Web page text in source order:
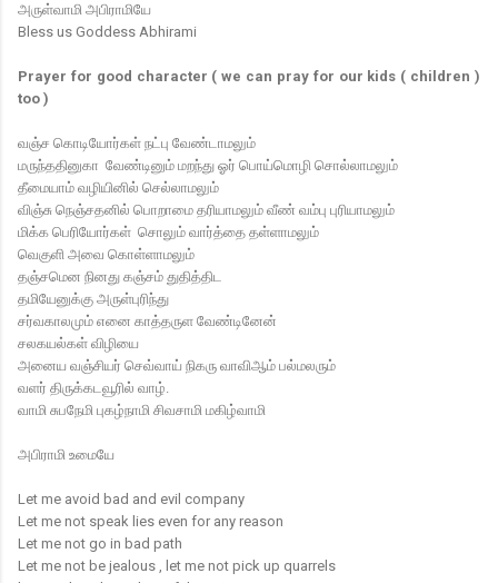
அருள்வாமி அபிராமியே
Bless us Goddess Abhirami
Prayer for good character ( we can pray for our kids ( children )
too )
வஞ்ச கொடியோர்கள் நட்பு வேண்டாமலும்
மருந்ததினுகா வேண்டினும் மறந்து ஓர் பொய்மொழி சொல்லாமலும்
தீமையாம் வழியினில் செல்லாமலும்
விஞ்சு நெஞ்சதனில் பொறாமை தரியாமலும் வீண் வம்பு புரியாமலும்
மிக்க பெரியோர்கள் சொலும் வார்த்தை தள்ளாமலும்
வெகுளி அவை கொள்ளாமலும்
தஞ்சமென நினது கஞ்சம் துதித்திட
தமியேனுக்கு அருள்புரிந்து
சர்வகாலமும் எனை காத்தருள வேண்டினேன்
சலகயல்கள் விழியை
அனைய வஞ்சியர் செவ்வாய் நிகரு வாவிஆம் பல்மலரும்
வளர் திருக்கடவூரில் வாழ்.
வாமி சுபநேமி புகழ்நாமி சிவசாமி மகிழ்வாமி
அபிராமி உமையே
Let me avoid bad and evil company
Let me not speak lies even for any reason
Let me not go in bad path
Let me not be jealous , let me not pick up quarrels